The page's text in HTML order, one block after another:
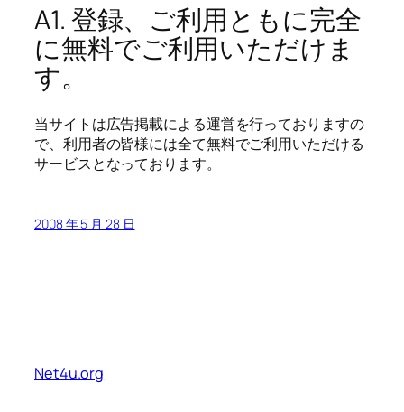
A1. 登録、ご利用ともに完全
に無料でご利用いただけま
す。
当サイトは広告掲載による運営を行っておりますの
で、利用者の皆様には全て無料でご利用いただける
サービスとなっております。
2008 年 5 月 28 日
Net4u.org